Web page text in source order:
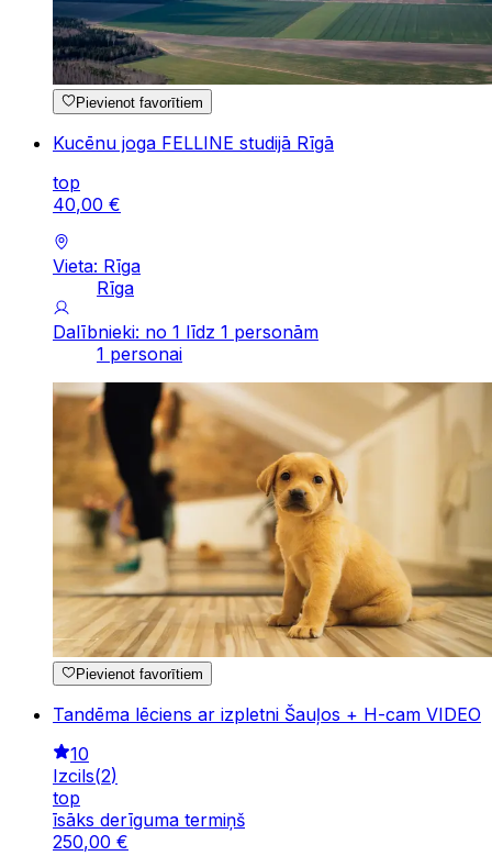
Pievienot favorītiem
Kucēnu joga FELLINE studijā Rīgā
top
40,00 €
Vieta: Rīga
Rīga
Dalībnieki: no 1 līdz 1 personām
1 personai
Pievienot favorītiem
Tandēma lēciens ar izpletni Šauļos + H-cam VIDEO
10
Izcils(2)
top
īsāks derīguma termiņš
250,00 €